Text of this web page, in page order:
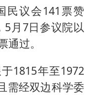
47岁妈妈突然产女 26岁女儿：很震惊
如何把百年大党建设得更加坚强有力？
民议会141票赞
5月7日参议院以
过。
1815年至1972
需经双边科学委